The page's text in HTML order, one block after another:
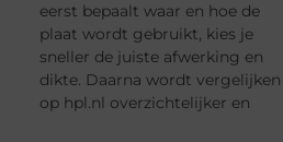
eerst bepaalt waar en hoe de
plaat wordt gebruikt, kies je
sneller de juiste afwerking en
dikte. Daarna wordt vergelijken
op hpl.nl overzichtelijker en